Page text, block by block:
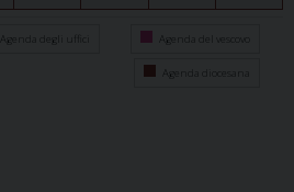
Agenda degli uffici Agenda del vescovo
Agenda diocesana